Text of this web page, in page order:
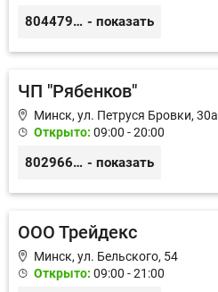
80447959595 - показать
ЧП "Рябенков"
Минск, ул. Петруся Бровки, 30а
Открыто: 09:00 - 20:00
80296668476 - показать
ООО Трейдекс
Минск, ул. Бельского, 54
Открыто: 09:00 - 21:00